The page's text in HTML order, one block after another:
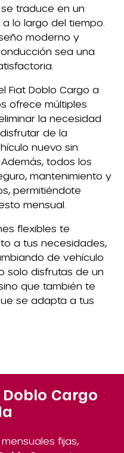
traduce en un
lo largo del tiempo.
moderno y
sea una
Fiat Doblo Cargo a
ofrece múltiples
eliminar la necesidad
de la
nuevo sin
todos los
mantenimiento y
permitiéndote
mensual.
flexibles te
a tus necesidades,
de vehículo
solo disfrutas de un
que también te
se adapta a tus
Cargo
fijas,